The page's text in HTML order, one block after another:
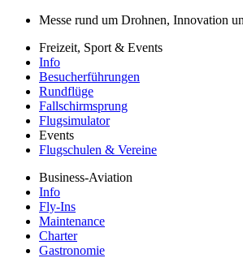
Messe rund um Drohnen, Innovation
Freizeit, Sport & Events
Info
Besucherführungen
Rundflüge
Fallschirmsprung
Flugsimulator
Events
Flugschulen & Vereine
Business-Aviation
Info
Fly-Ins
Maintenance
Charter
Gastronomie